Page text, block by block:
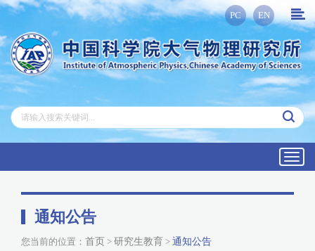
PC EN
通知公告
您当前的位置： 首页 > 研究生教育 > 通知公告